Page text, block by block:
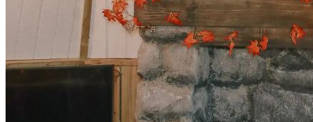
Почему Подорожали Страховки Каско
И Как Автовладельцам Не Ошибиться
С Выбором Полиса